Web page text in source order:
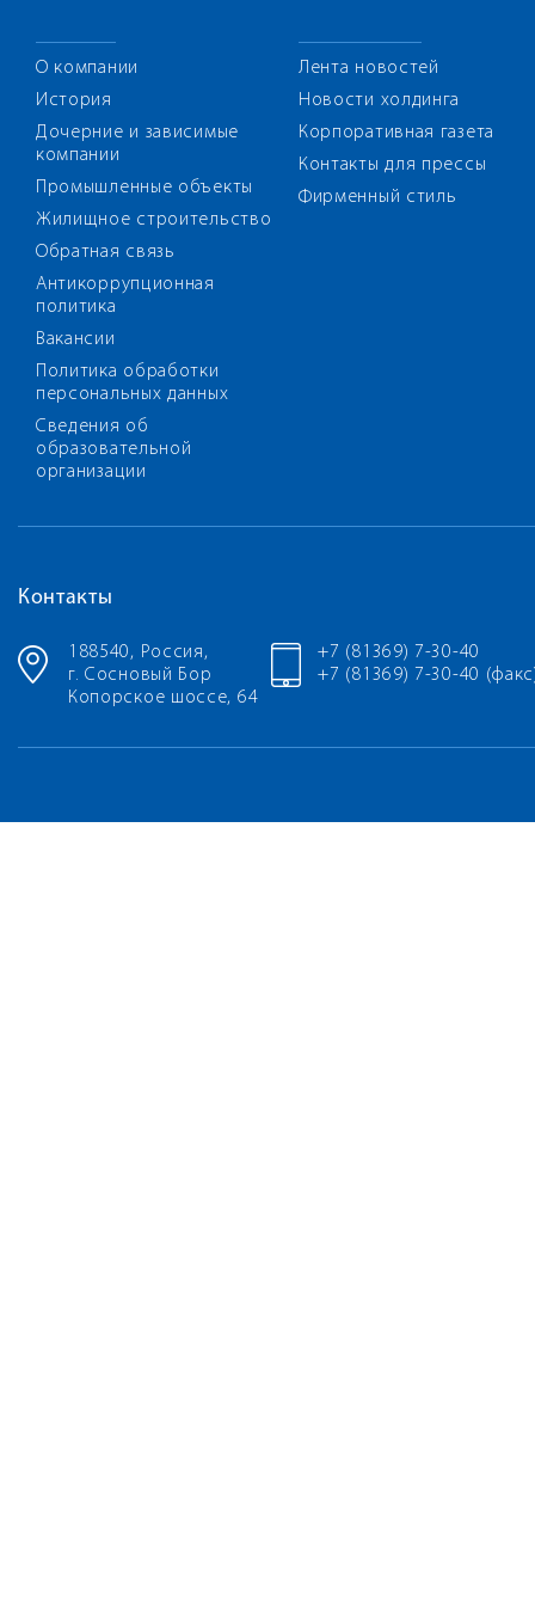
О компании
История
Дочерние и зависимые
компании
Промышленные объекты
Жилищное строительство
Обратная связь
Антикоррупционная
политика
Вакансии
Политика обработки
персональных данных
Сведения об
образовательной
организации
Лента новостей
Новости холдинга
Корпоративная газета
Контакты для прессы
Фирменный стиль
Контакты
188540, Россия,
г. Сосновый Бор
Копорское шоссе, 64
+7 (81369) 7-30-40
+7 (81369) 7-30-40